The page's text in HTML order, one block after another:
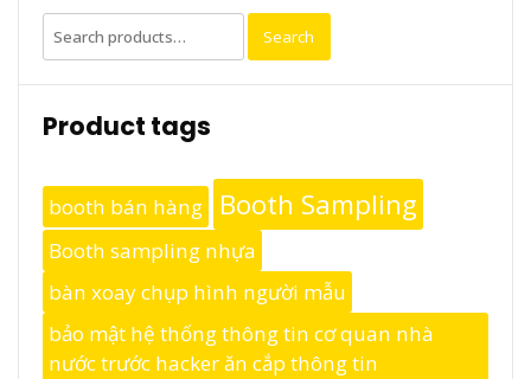
Search
for:
Search
Product tags
booth bán hàng Booth Sampling
Booth sampling nhựa
bàn xoay chụp hình người mẫu
bảo mật hệ thống thông tin cơ quan nhà
nước trước hacker ăn cắp thông tin